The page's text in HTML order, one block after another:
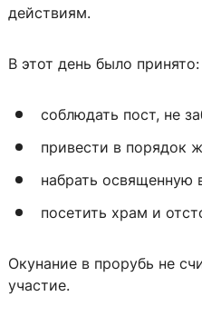
действиям.
В этот день было принято:
соблюдать пост, не
привести в порядок
набрать освященную
посетить храм и
Окунание в прорубь не
участие.